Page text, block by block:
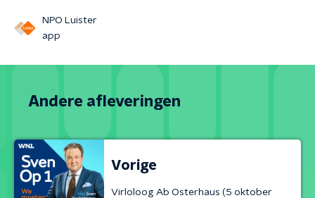
NPO Luister
app
Andere afleveringen
Vorige
Virloloog Ab Osterhaus (5 oktober